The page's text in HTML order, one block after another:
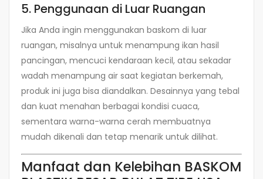
5. Penggunaan di Luar Ruangan
Jika Anda ingin menggunakan baskom di luar
ruangan, misalnya untuk menampung ikan hasil
pancingan, mencuci kendaraan kecil, atau sekadar
wadah menampung air saat kegiatan berkemah,
produk ini juga bisa diandalkan. Desainnya yang tebal
dan kuat menahan berbagai kondisi cuaca,
sementara warna-warna cerah membuatnya
mudah dikenali dan tetap menarik untuk dilihat.
Manfaat dan Kelebihan BASKOM